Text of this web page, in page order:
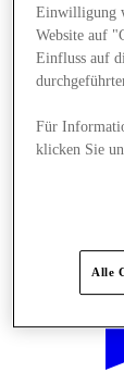
Einwilligung
Website auf
Einfluss auf
Für
klicken Sie
Alle